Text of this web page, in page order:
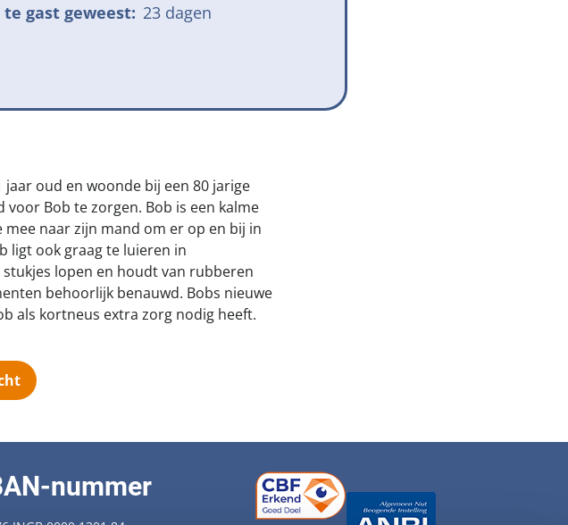
gast geweest: 23 dagen
oud en woonde bij een 80 jarige
Bob te zorgen. Bob is een kalme
naar zijn mand om er op en bij in
ligt ook graag te luieren in
lopen en houdt van rubberen
behoorlijk benauwd. Bobs nieuwe
als kortneus extra zorg nodig heeft.
nummer